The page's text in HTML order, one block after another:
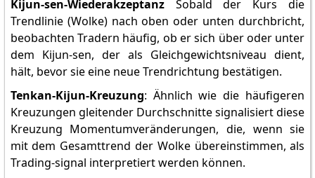
Kijun-sen-WiederakzeptanzSobald der Kurs die
Trendlinie (Wolke) nach oben oder unten durchbricht,
beobachten Tradern häufig, ob er sich über oder unter
dem Kijun-sen, der als Gleichgewichtsniveau dient,
hält, bevor sie eine neue Trendrichtung bestätigen.
Tenkan-Kijun-Kreuzung: Ähnlich wie die häufigeren
Kreuzungen gleitender Durchschnitte signalisiert diese
Kreuzung Momentumveränderungen, die, wenn sie
mit dem Gesamttrend der Wolke übereinstimmen, als
Trading-signal interpretiert werden können.